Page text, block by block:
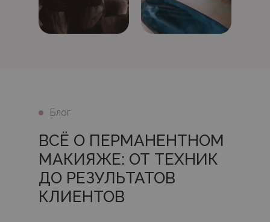
ВСЁ О ПЕРМАНЕНТНОМ
МАКИЯЖЕ: ОТ ТЕХНИК
ДО РЕЗУЛЬТАТОВ
КЛИЕНТОВ
Блог